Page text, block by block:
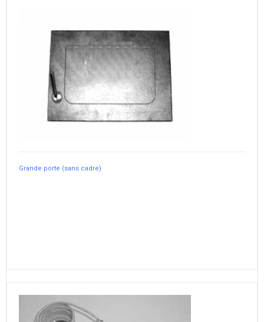
Grande porte (sans cadre)